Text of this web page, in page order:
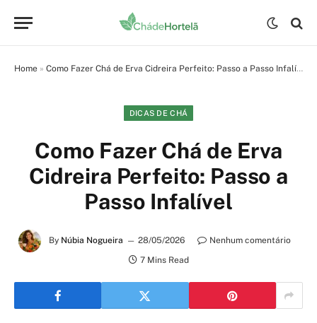
Home » Como Fazer Chá de Erva Cidreira Perfeito: Passo a Passo Infalível
DICAS DE CHÁ
Como Fazer Chá de Erva
Cidreira Perfeito: Passo a
Passo Infalível
By Núbia Nogueira 28/05/2026
Nenhum comentário
7 Mins Read